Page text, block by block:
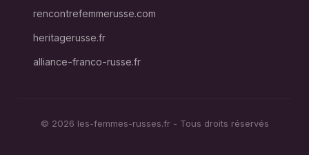
rencontrefemmerusse.com
heritagerusse.fr
alliance-franco-russe.fr
© 2026 les-femmes-russes.fr - Tous droits réservés